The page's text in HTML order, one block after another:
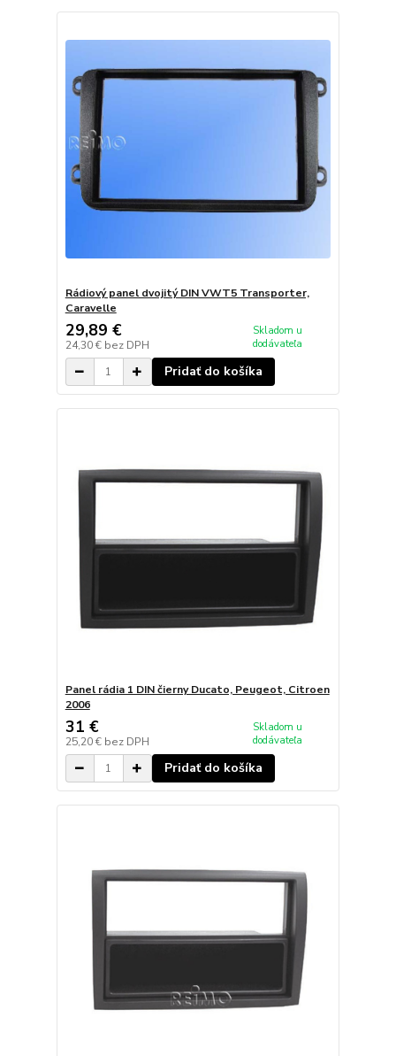
Rádiový panel dvojitý DIN VWT5 Transporter,
Caravelle
29,89 €
24,30 € bez DPH
Skladom u
dodávateľa
Pridať do košíka
Panel rádia 1 DIN čierny Ducato, Peugeot, Citroen
2006
31 €
25,20 € bez DPH
Skladom u
dodávateľa
Pridať do košíka